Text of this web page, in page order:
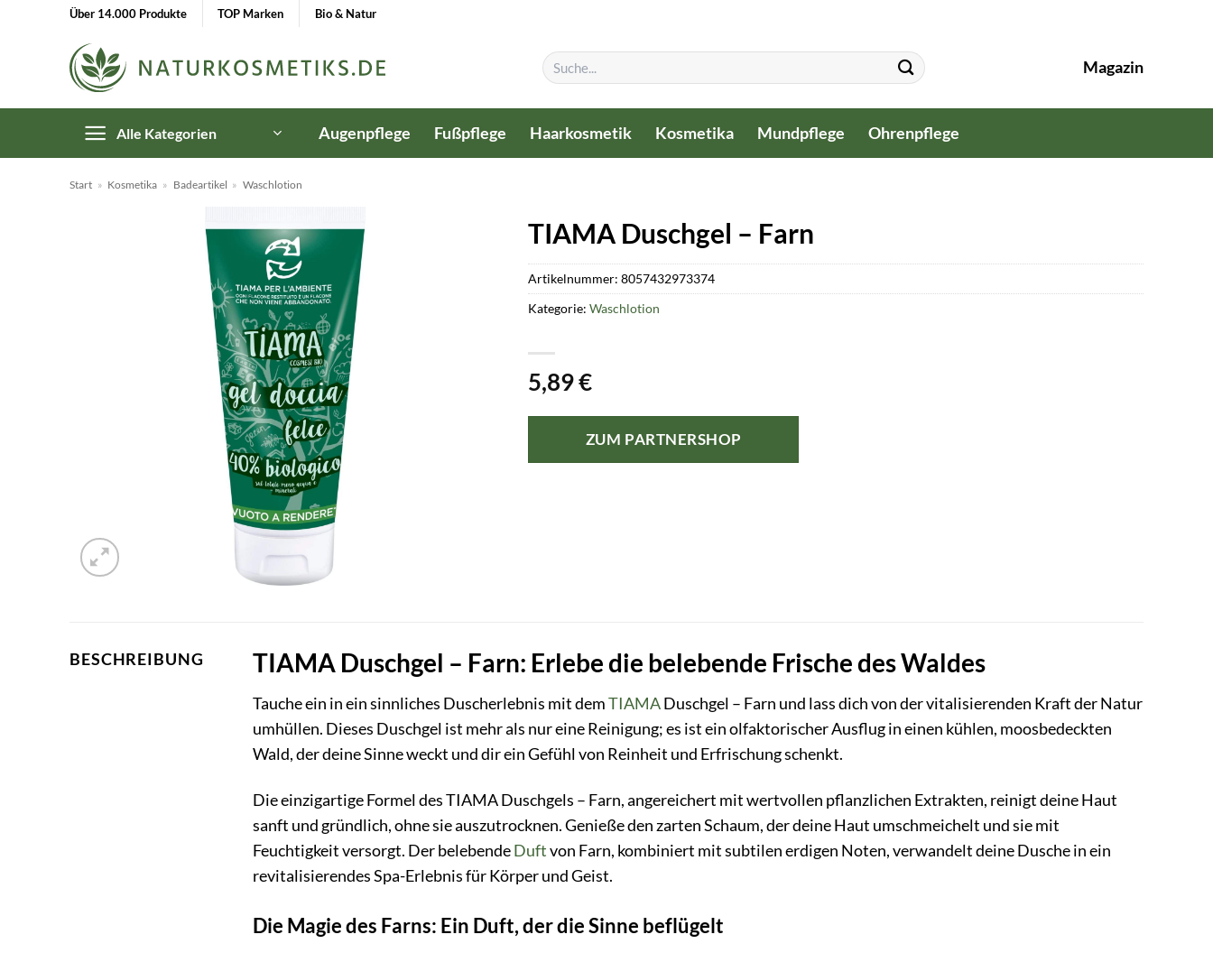
Über 14.000 Produkte TOP Marken Bio & Natur
Suchen
nach:
Magazin
Alle Kategorien Augenpflege Fußpflege Haarkosmetik Kosmetika Mundpflege Ohrenpflege
Start » Kosmetika » Badeartikel » Waschlotion
TIAMA Duschgel – Farn
5,89€
ZUM PARTNERSHOP
Artikelnummer:8057432973374
Kategorie:Waschlotion
BESCHREIBUNG TIAMA Duschgel – Farn: Erlebe die belebende Frische des Waldes
Tauche ein in ein sinnliches Duscherlebnis mit demTIAMADuschgel – Farn und lass dich von der vitalisierenden Kraft der Natur
umhüllen. Dieses Duschgel ist mehr als nur eine Reinigung; es ist ein olfaktorischer Ausflug in einen kühlen, moosbedeckten
Wald, der deine Sinne weckt und dir ein Gefühl von Reinheit und Erfrischung schenkt.
Die einzigartige Formel des TIAMA Duschgels – Farn, angereichert mit wertvollen pflanzlichen Extrakten, reinigt deine Haut
sanft und gründlich, ohne sie auszutrocknen. Genieße den zarten Schaum, der deine Haut umschmeichelt und sie mit
Feuchtigkeit versorgt. Der belebendeDuftvon Farn, kombiniert mit subtilen erdigen Noten, verwandelt deine Dusche in ein
revitalisierendes Spa-Erlebnis für Körper und Geist.
Die Magie des Farns: Ein Duft, der die Sinne beflügelt